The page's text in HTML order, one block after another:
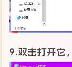
9.双击打开它